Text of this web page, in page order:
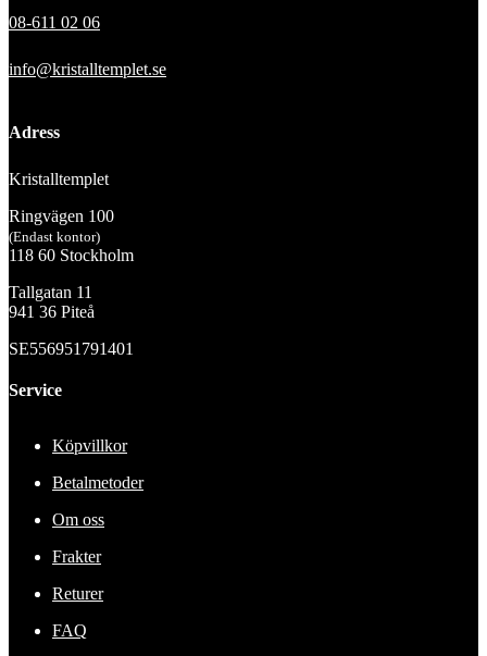
08-611 02 06
info@kristalltemplet.se
Adress
Kristalltemplet
Ringvägen 100
(Endast kontor)
118 60 Stockholm
Tallgatan 11
941 36 Piteå
SE556951791401
Service
Köpvillkor
Betalmetoder
Om oss
Frakter
Returer
FAQ